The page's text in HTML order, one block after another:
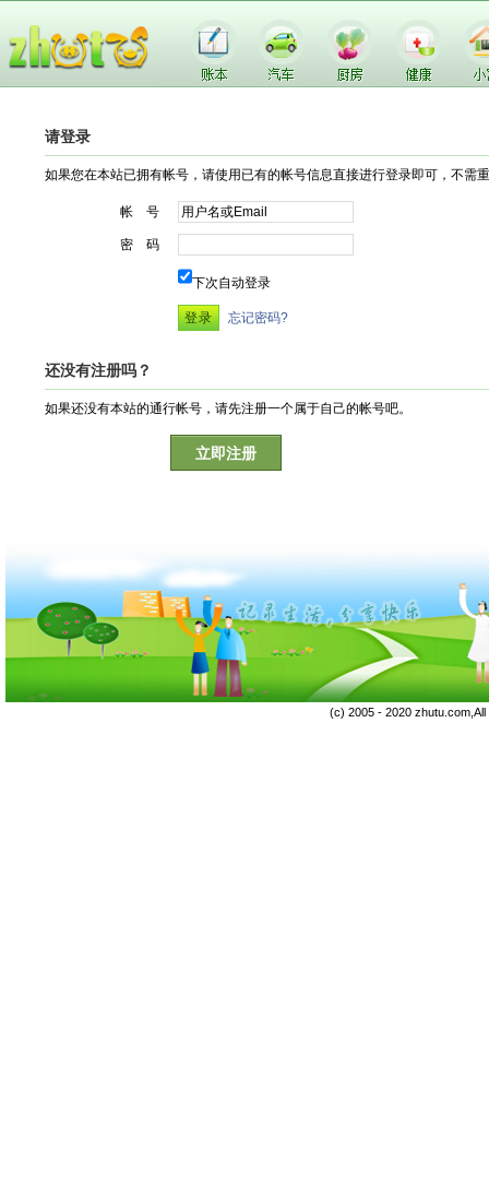
请登录
如果您在本站已拥有帐号，请使用已有的帐号信息直接进行登录即可，不需
帐 号
密 码
下次自动登录
忘记密码?
还没有注册吗？
如果还没有本站的通行帐号，请先注册一个属于自己的帐号吧。
立即注册
(c) 2005 - 2020